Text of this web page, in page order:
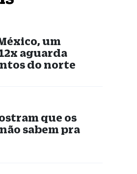
um
aguarda
do norte
que os
sabem pra